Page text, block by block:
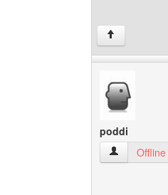
↑
poddi
poddiOffline